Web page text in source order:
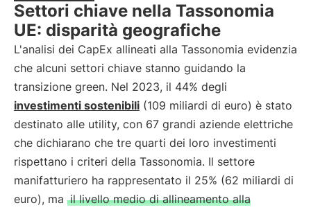
Settori chiave nella Tassonomia
UE: disparità geografiche
L'analisi dei CapEx allineati alla Tassonomia evidenzia
che alcuni settori chiave stanno guidando la
transizione green. Nel 2023, il 44% degli
investimenti sostenibili (109 miliardi di euro) è stato
destinato alle utility, con 67 grandi aziende elettriche
che dichiarano che tre quarti dei loro investimenti
rispettano i criteri della Tassonomia. Il settore
manifatturiero ha rappresentato il 25% (62 miliardi di
euro), ma il livello medio di allineamento alla